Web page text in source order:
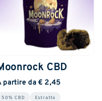
CBD
partire da € 2,45
50% CBD Estratto